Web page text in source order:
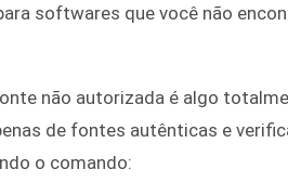
softwares que você não
não autorizada é algo
de fontes autênticas e
o comando: